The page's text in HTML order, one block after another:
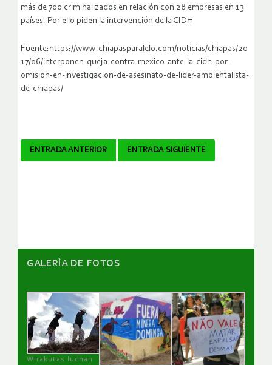
más de 700 criminalizados en relación con 28 empresas en 13
países. Por ello piden la intervención de la CIDH.
Fuente:https://www.chiapasparalelo.com/noticias/chiapas/20
17/06/interponen-queja-contra-mexico-ante-la-cidh-por-
omision-en-investigacion-de-asesinato-de-lider-ambientalista-
de-chiapas/
Navegador
ENTRADA ANTERIOR ENTRADA SIGUIENTE
GALERÌA DE FOTOS
Wirakutas luchan